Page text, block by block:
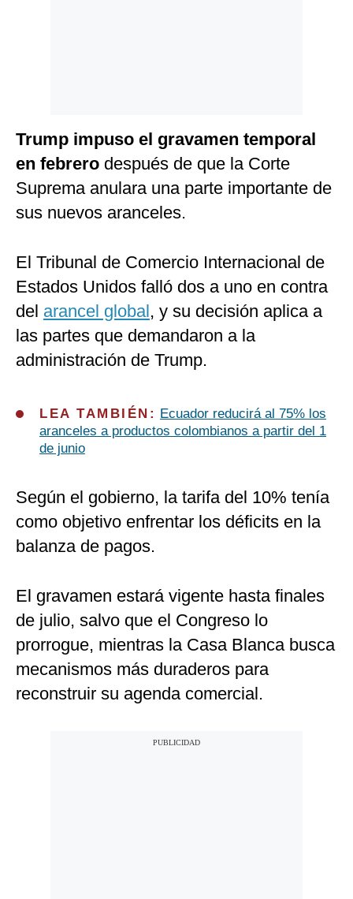
Trump impuso el gravamen temporal
en febrero después de que la Corte
Suprema anulara una parte importante de
sus nuevos aranceles.
El Tribunal de Comercio Internacional de
Estados Unidos falló dos a uno en contra
del arancel global, y su decisión aplica a
las partes que demandaron a la
administración de Trump.
LEA TAMBIÉN:
Ecuador reducirá al 75% los
aranceles a productos colombianos a partir del 1
de junio
Según el gobierno, la tarifa del 10% tenía
como objetivo enfrentar los déficits en la
balanza de pagos.
El gravamen estará vigente hasta finales
de julio, salvo que el Congreso lo
prorrogue, mientras la Casa Blanca busca
mecanismos más duraderos para
reconstruir su agenda comercial.